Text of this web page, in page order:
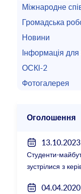
Міжнародне
Громадська
Новини
Інформація для
ОСКІ-2
Фотогалерея
Оголошення
13.10.2023
Студенти-
зустрілися з
04.04.2020